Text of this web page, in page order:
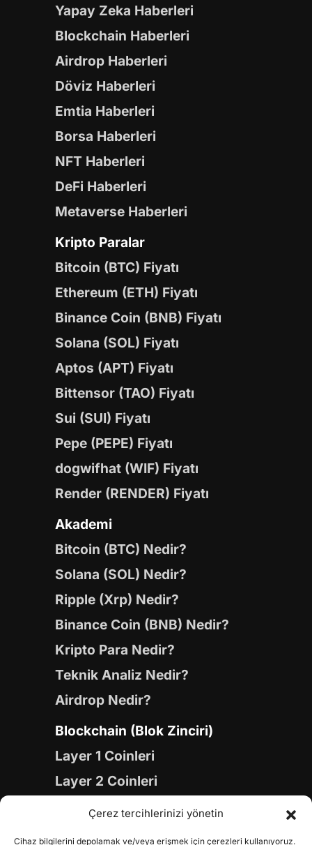
Çerez tercihlerinizi yönetin
Cihaz bilgilerini depolamak ve/veya erişmek için çerezleri kullanıyoruz.
Yapay Zeka Haberleri
Blockchain Haberleri
Airdrop Haberleri
Döviz Haberleri
Emtia Haberleri
Borsa Haberleri
NFT Haberleri
DeFi Haberleri
Metaverse Haberleri
Kripto Paralar
Bitcoin (BTC) Fiyatı
Ethereum (ETH) Fiyatı
Binance Coin (BNB) Fiyatı
Solana (SOL) Fiyatı
Aptos (APT) Fiyatı
Bittensor (TAO) Fiyatı
Sui (SUI) Fiyatı
Pepe (PEPE) Fiyatı
dogwifhat (WIF) Fiyatı
Render (RENDER) Fiyatı
Akademi
Bitcoin (BTC) Nedir?
Solana (SOL) Nedir?
Ripple (Xrp) Nedir?
Binance Coin (BNB) Nedir?
Kripto Para Nedir?
Teknik Analiz Nedir?
Airdrop Nedir?
Blockchain (Blok Zinciri)
Layer 1 Coinleri
Layer 2 Coinleri
Yapay Zeka (AI) Coinleri